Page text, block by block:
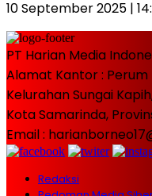
10 September 2025 |
PT Harian Media
Alamat Kantor : Perum
Kelurahan Sungai
Kota Samarinda,
Email :
Redaksi